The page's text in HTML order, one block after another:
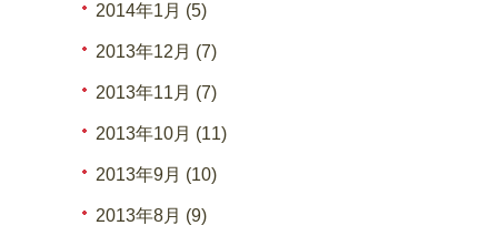
2014年1月 (5)
2013年12月 (7)
2013年11月 (7)
2013年10月 (11)
2013年9月 (10)
2013年8月 (9)